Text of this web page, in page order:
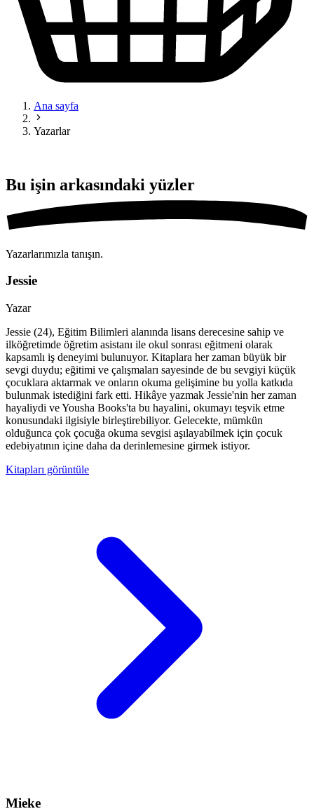
Ana sayfa
Yazarlar
Bu işin arkasındaki yüzler
Yazarlarımızla tanışın.
Jessie
Yazar
Jessie (24), Eğitim Bilimleri alanında lisans derecesine sahip ve
ilköğretimde öğretim asistanı ile okul sonrası eğitmeni olarak
kapsamlı iş deneyimi bulunuyor. Kitaplara her zaman büyük bir
sevgi duydu; eğitimi ve çalışmaları sayesinde de bu sevgiyi küçük
çocuklara aktarmak ve onların okuma gelişimine bu yolla katkıda
bulunmak istediğini fark etti. Hikâye yazmak Jessie'nin her zaman
hayaliydi ve Yousha Books'ta bu hayalini, okumayı teşvik etme
konusundaki ilgisiyle birleştirebiliyor. Gelecekte, mümkün
olduğunca çok çocuğa okuma sevgisi aşılayabilmek için çocuk
edebiyatının içine daha da derinlemesine girmek istiyor.
Kitapları görüntüle
Mieke